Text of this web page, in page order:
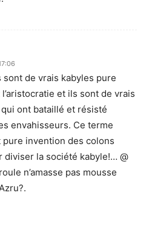
sont de vrais kabyles pure
l’aristocratie et ils sont de vrais
ont bataillé et résisté
envahisseurs. Ce terme
pure invention des colons
diviser la société kabyle!… @
n’amasse pas mousse